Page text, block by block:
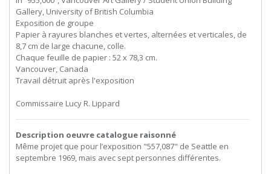
Gallery, University of British Columbia
Exposition de groupe
Papier à rayures blanches et vertes, alternées et verticales, de
8,7 cm de large chacune, colle.
Chaque feuille de papier : 52 x 78,3 cm.
Vancouver, Canada
Travail détruit après l'exposition
Commissaire Lucy R. Lippard
Description oeuvre catalogue raisonné
Même projet que pour l’exposition "557,087" de Seattle en
septembre 1969, mais avec sept personnes différentes.